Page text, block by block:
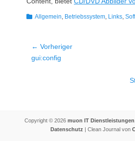
Kategorien
Allgemein, Betriebssystem, Links,
Beitragsnavigation
← Vorheriger
Vorheriger
gui:config
Copyright © 2026 muon IT Dienstleistungen
Datenschutz | Clean Journal von